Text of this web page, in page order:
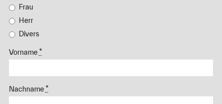
Frau
Herr
Divers
Vorname*
Nachname*